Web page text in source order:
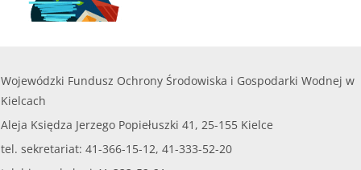
Wojewódzki Fundusz Ochrony Środowiska i Gospodarki Wodnej w
Kielcach
Aleja Księdza Jerzego Popiełuszki 41, 25-155 Kielce
tel. sekretariat: 41-366-15-12, 41-333-52-20